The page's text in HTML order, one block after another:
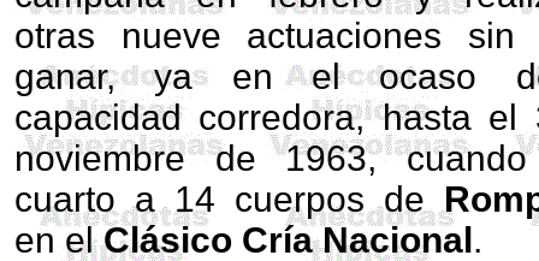
otras nueve actuaciones sin
ganar, ya en el ocaso
capacidad corredora, hasta el
noviembre de 1963,
cuarto a 14 cuerpos de
en elClásico Cría Nacional.